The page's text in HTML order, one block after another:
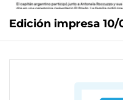
Edición impresa 10/